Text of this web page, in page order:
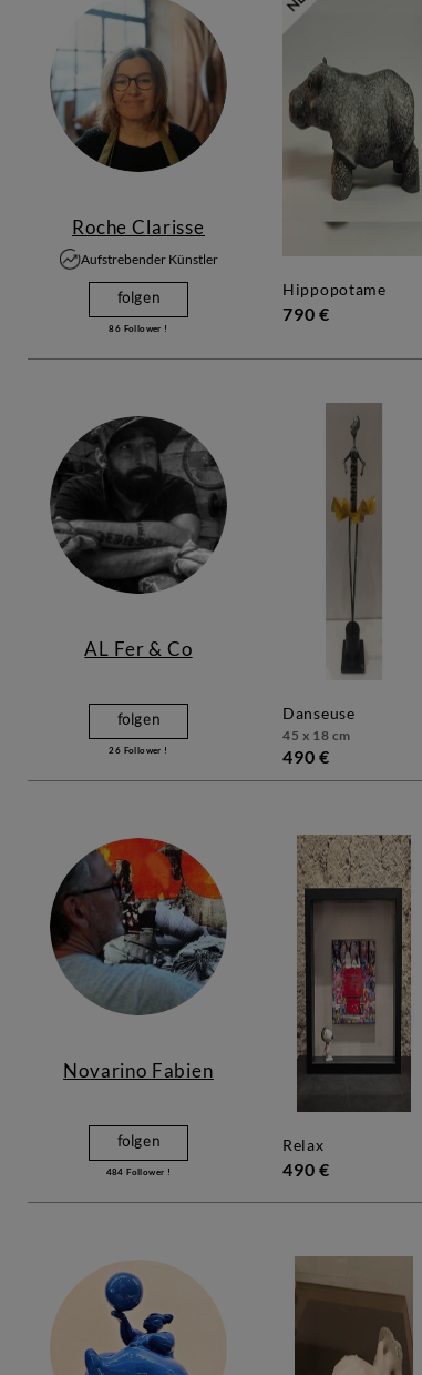
Roche Clarisse
Aufstrebender Künstler
folgen
86 Follower !
hippopotame
790 €
AL Fer & Co
folgen
26 Follower !
danseuse
45 x 18 cm
490 €
Novarino Fabien
folgen
484 Follower !
relax
490 €